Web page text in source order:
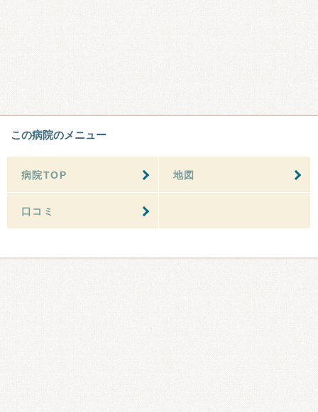
この病院のメニュー
病院TOP 地図
口コミ